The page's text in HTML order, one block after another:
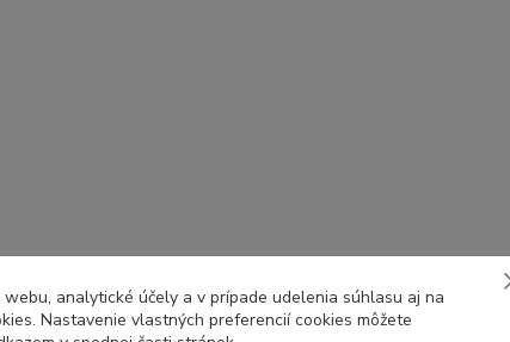
analytické účely a v prípade udelenia súhlasu aj na
Nastavenie vlastných preferencií cookies môžete